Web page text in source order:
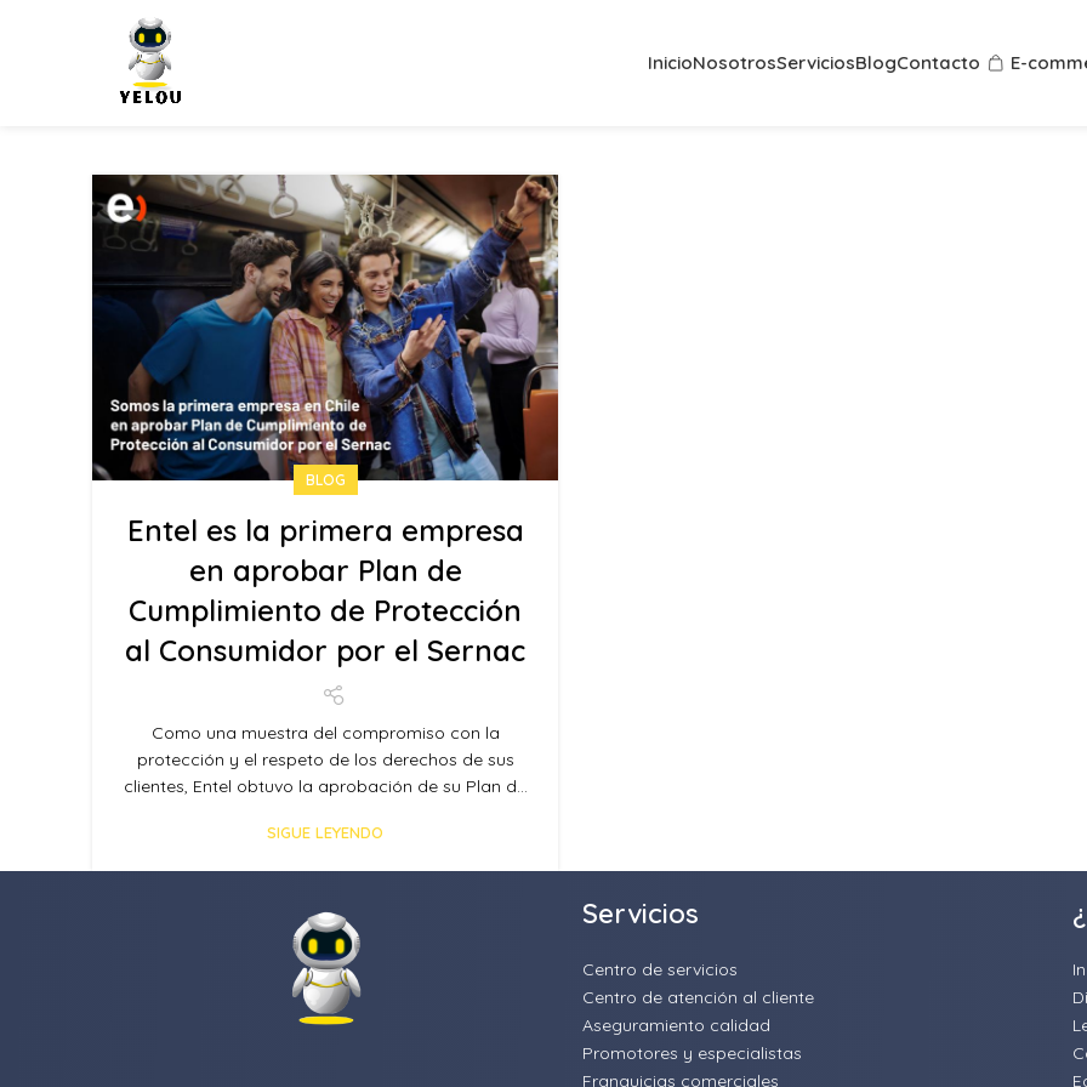
InicioNosotrosServiciosBlogContacto E-
BLOG
Entel es la primera empresa
en aprobar Plan de
Cumplimiento de Protección
al Consumidor por el Sernac
Como una muestra del compromiso con la
protección y el respeto de los derechos de sus
clientes, Entel obtuvo la aprobación de su Plan d...
SIGUE LEYENDO
Servicios
Centro de servicios
Centro de atención al cliente
Aseguramiento calidad
Promotores y especialistas
Franquicias comerciales